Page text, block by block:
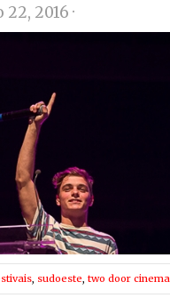
2016 ·
, sudoeste, two door